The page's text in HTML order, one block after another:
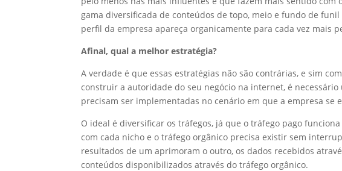
gama diversificada de conteúdos de topo, meio e fundo de
perfil da empresa apareça organicamente para cada vez mais
Afinal, qual a melhor estratégia?
A verdade é que essas estratégias não são contrárias, e sim
construir a autoridade do seu negócio na internet, é
precisam ser implementadas no cenário em que a empresa se
O ideal é diversificar os tráfegos, já que o tráfego pago
com cada nicho e o tráfego orgânico precisa existir sem
resultados de um aprimoram o outro, os dados recebidos
conteúdos disponibilizados através do tráfego orgânico.